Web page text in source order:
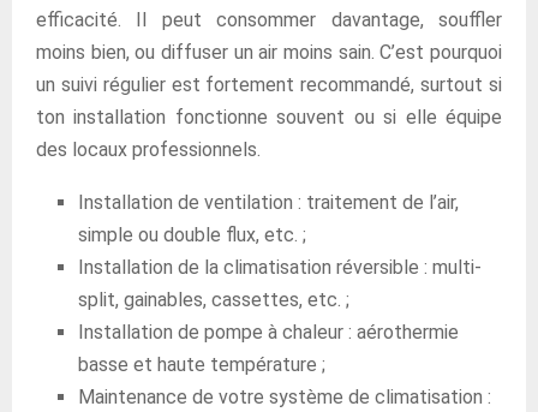
efficacité. Il peut consommer davantage, souffler
moins bien, ou diffuser un air moins sain. C’est pourquoi
un suivi régulier est fortement recommandé, surtout si
ton installation fonctionne souvent ou si elle équipe
des locaux professionnels.
Installation de ventilation : traitement de l’air,
simple ou double flux, etc. ;
Installation de la climatisation réversible : multi-
split, gainables, cassettes, etc. ;
Installation de pompe à chaleur : aérothermie
basse et haute température ;
Maintenance de votre système de climatisation :